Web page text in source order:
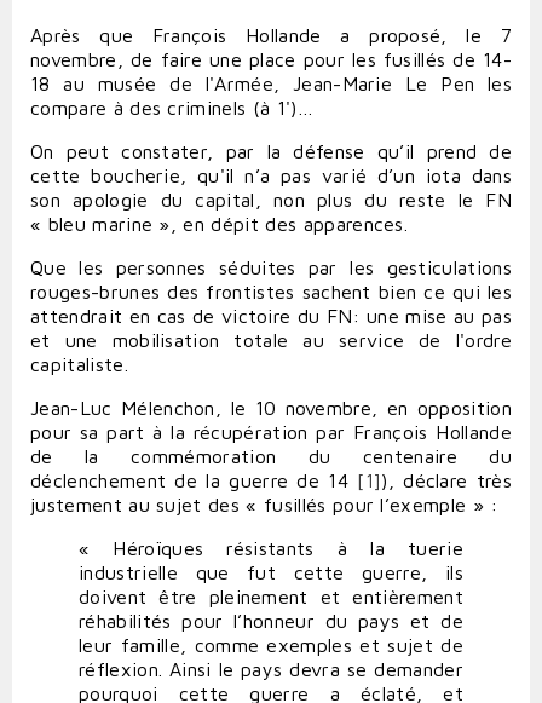
Après que François Hollande a proposé,le 7
novembre , de faire une place pour les fusillés de 14-
18 au musée de l'Armée, Jean-Marie Le Pen les
compare à des criminels (à 1')…
On peut constater, par la défense qu’il prend de
cette boucherie, qu'il n’a pas varié d’un iota dans
son apologie du capital, non plus du reste le FN
« bleu marine », en dépit des apparences.
Que les personnes séduites par les gesticulations
rouges-brunes des frontistes sachent bien ce qui les
attendrait en cas de victoire du FN: une mise au pas
et une mobilisation totale au service de l'ordre
capitaliste.
Jean-Luc Mélenchon, le 10 novembre, en opposition
pour sa part à la récupération par François Hollande
de la commémoration du centenaire du
déclenchement de la guerre de 14 [1]), déclare très
justement au sujet des « fusillés pour l’exemple » :
« Héroïques résistants à la tuerie
industrielle que fut cette guerre, ils
doivent être pleinement et entièrement
réhabilités pour l’honneur du pays et de
leur famille, comme exemples et sujet de
réflexion. Ainsi le pays devra se demander
pourquoi cette guerre a éclaté, et